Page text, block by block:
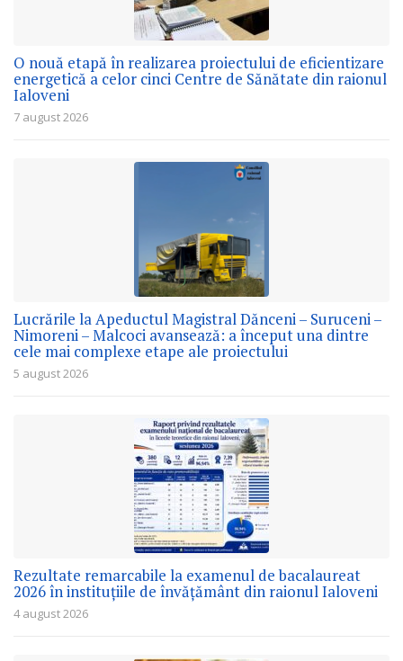
O nouă etapă în realizarea proiectului de eficientizare
energetică a celor cinci Centre de Sănătate din raionul
Ialoveni
7 august 2026
Lucrările la Apeductul Magistral Dănceni – Suruceni –
Nimoreni – Malcoci avansează: a început una dintre
cele mai complexe etape ale proiectului
5 august 2026
Rezultate remarcabile la examenul de bacalaureat
2026 în instituțiile de învățământ din raionul Ialoveni
4 august 2026